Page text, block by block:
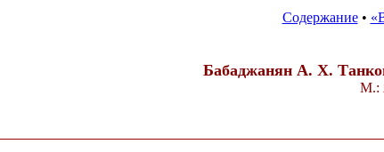
Содержание•
Бабаджанян А. X.
М.: